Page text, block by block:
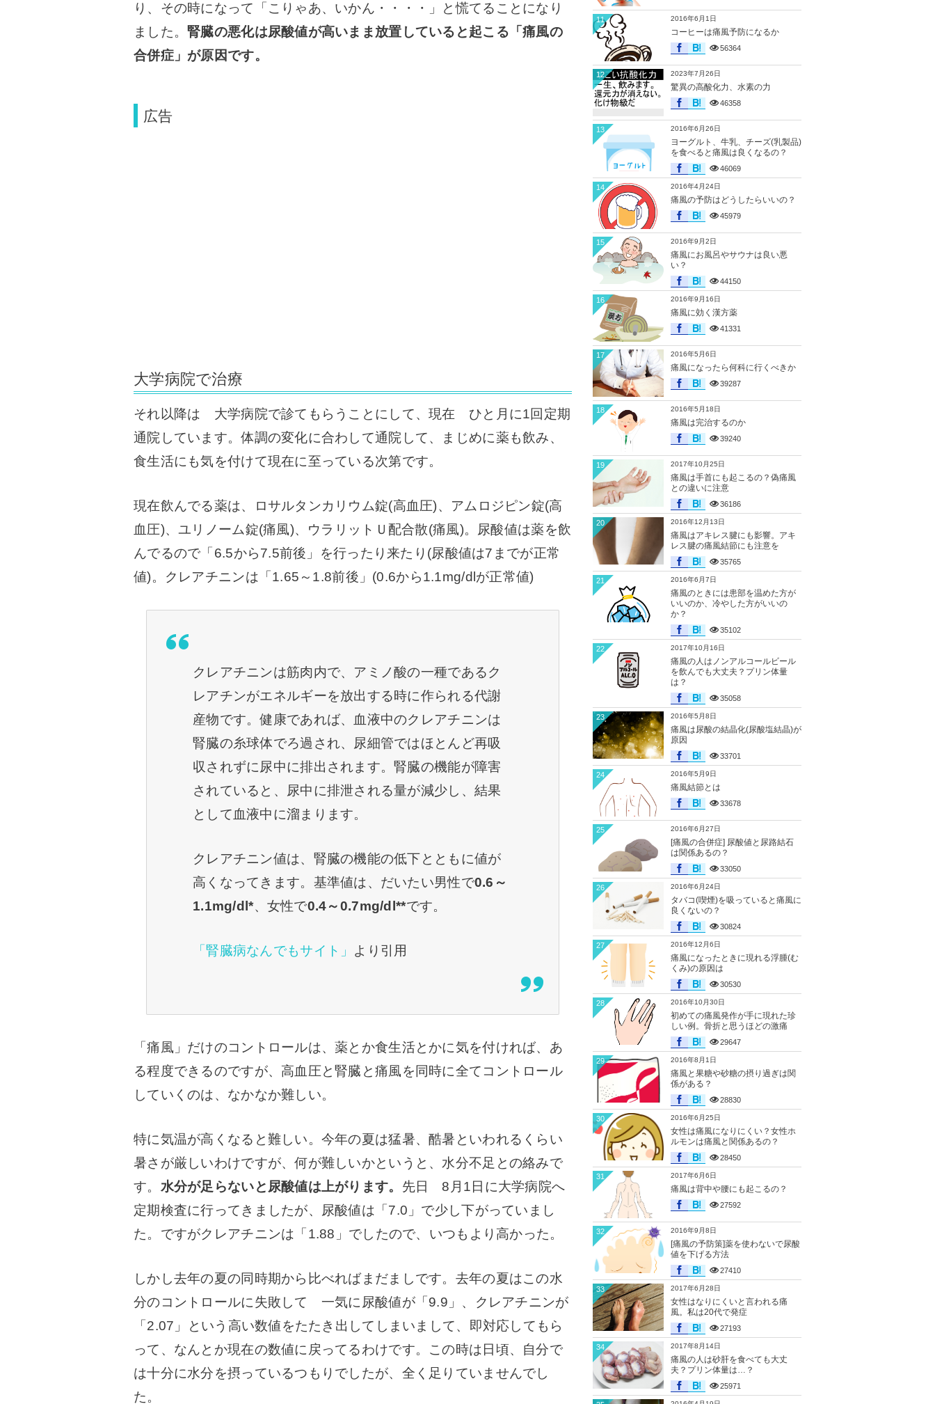
り、その時になって「こりゃあ、いかん・・・・」と慌てることになり
ました。腎臓の悪化は尿酸値が高いまま放置していると起こる「痛風の
合併症」が原因です。
広告
大学病院で治療
それ以降は 大学病院で診てもらうことにして、現在 ひと月に1回定期
通院しています。体調の変化に合わして通院して、まじめに薬も飲み、
食生活にも気を付けて現在に至っている次第です。
現在飲んでる薬は、ロサルタンカリウム錠(高血圧)、アムロジピン錠(高
血圧)、ユリノーム錠(痛風)、ウラリットＵ配合散(痛風)。尿酸値は薬を飲
んでるので「6.5から7.5前後」を行ったり来たり(尿酸値は7までが正常
値)。クレアチニンは「1.65～1.8前後」(0.6から1.1mg/dlが正常値)
クレアチニンは筋肉内で、アミノ酸の一種であるク
レアチンがエネルギーを放出する時に作られる代謝
産物です。健康であれば、血液中のクレアチニンは
腎臓の糸球体でろ過され、尿細管ではほとんど再吸
収されずに尿中に排出されます。腎臓の機能が障害
されていると、尿中に排泄される量が減少し、結果
として血液中に溜まります。
クレアチニン値は、腎臓の機能の低下とともに値が
高くなってきます。基準値は、だいたい男性で0.6～
1.1mg/dl*、女性で0.4～0.7mg/dl**です。
「腎臓病なんでもサイト」 より引用
「痛風」だけのコントロールは、薬とか食生活とかに気を付ければ、あ
る程度できるのですが、高血圧と腎臓と痛風を同時に全てコントロール
していくのは、なかなか難しい。
特に気温が高くなると難しい。今年の夏は猛暑、酷暑といわれるくらい
暑さが厳しいわけですが、何が難しいかというと、水分不足との絡みで
す。 水分が足らないと尿酸値は上がります。 先日 8月1日に大学病院へ
定期検査に行ってきましたが、尿酸値は「7.0」で少し下がっていまし
た。ですがクレアチニンは「1.88」でしたので、いつもより高かった。
しかし去年の夏の同時期から比べればまだましです。 去年の夏はこの水
分のコントロールに失敗して 一気に尿酸値が「9.9」、クレアチニンが
「2.07」という高い数値をたたき出してしまいまして、即対応してもら
って、なんとか現在の数値に戻ってるわけです。 この時は日頃、自分で
は十分に水分を摂っているつもりでしたが、全く足りていませんでし
た。
2016年6月1日
コーヒーは痛風予防になるか
56364
11
2023年7月26日
驚異の高酸化力、水素の力
46358
12
2016年6月26日
ヨーグルト、牛乳、チーズ(乳製品)
を食べると痛風は良くなるの？
46069
13
2016年4月24日
痛風の予防はどうしたらいいの？
45979
14
2016年9月2日
痛風にお風呂やサウナは良い悪
い？
44150
15
2016年9月16日
痛風に効く漢方薬
41331
16
2016年5月6日
痛風になったら何科に行くべきか
39287
17
2016年5月18日
痛風は完治するのか
39240
18
2017年10月25日
痛風は手首にも起こるの？偽痛風
との違いに注意
36186
19
2016年12月13日
痛風はアキレス腱にも影響。アキ
レス腱の痛風結節にも注意を
35765
20
2016年6月7日
痛風のときには患部を温めた方が
いいのか、冷やした方がいいの
か？
35102
21
2017年10月16日
痛風の人はノンアルコールビール
を飲んでも大丈夫？プリン体量
は？
35058
22
2016年5月8日
痛風は尿酸の結晶化(尿酸塩結晶)が
原因
33701
23
2016年5月9日
痛風結節とは
33678
24
2016年6月27日
[痛風の合併症] 尿酸値と尿路結石
は関係あるの？
33050
25
2016年6月24日
タバコ(喫煙)を吸っていると痛風に
良くないの？
30824
26
2016年12月6日
痛風になったときに現れる浮腫(む
くみ)の原因は
30530
27
2016年10月30日
初めての痛風発作が手に現れた珍
しい例。骨折と思うほどの激痛
29647
28
2016年8月1日
痛風と果糖や砂糖の摂り過ぎは関
係がある？
28830
29
2016年6月25日
女性は痛風になりにくい？女性ホ
ルモンは痛風と関係あるの？
28450
30
2017年6月6日
痛風は背中や腰にも起こるの？
27592
31
2016年9月8日
[痛風の予防策]薬を使わないで尿酸
値を下げる方法
27410
32
2017年6月28日
女性はなりにくいと言われる痛
風。私は20代で発症
27193
33
2017年8月14日
痛風の人は砂肝を食べても大丈
夫？プリン体量は…？
25971
34